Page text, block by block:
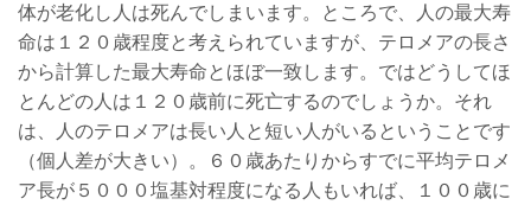
体が老化し人は死んでしまいます。ところで、人の最大寿
命は１２０歳程度と考えられていますが、テロメアの長さ
から計算した最大寿命とほぼ一致します。ではどうしてほ
とんどの人は１２０歳前に死亡するのでしょうか。それ
は、人のテロメアは長い人と短い人がいるということです
（個人差が大きい）。６０歳あたりからすでに平均テロメ
ア長が５０００塩基対程度になる人もいれば、１００歳に